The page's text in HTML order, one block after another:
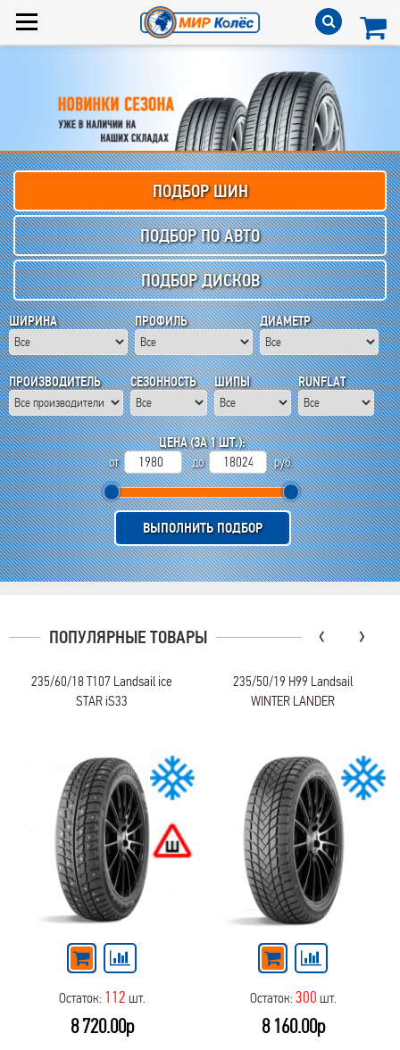
ПОДБОР ШИН
ПОДБОР ПО АВТО
ПОДБОР ДИСКОВ
ШИРИНА ПРОФИЛЬ ДИАМЕТР
ПРОИЗВОДИТЕЛЬ СЕЗОННОСТЬ ШИПЫ RUNFLAT
ЦЕНА (ЗА 1 ШТ.):
от
до руб.
ВЫПОЛНИТЬ ПОДБОР
ПОПУЛЯРНЫЕ ТОВАРЫ
235/60/18 T107 Landsail ice
STAR iS33
Остаток: 112 шт.
8 720.00р
235/50/19 H99 Landsail
WINTER LANDER
Остаток: 300 шт.
8 160.00р
‹ ›